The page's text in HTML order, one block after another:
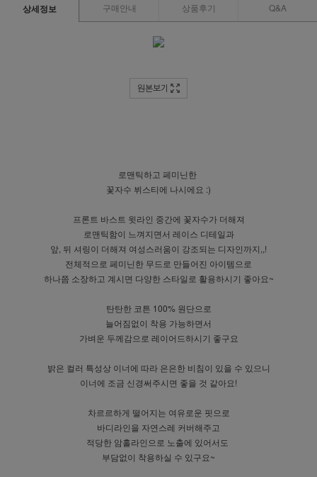
상세정보 구매안내 상품후기 Q&A
원본보기
로맨틱하고 페미닌한
꽃자수 뷔스티에 나시에요 :)
프론트 바스트 윗라인 중간에 꽃자수가 더해져
로맨틱함이 느껴지면서 레이스 디테일과
앞, 뒤 셔링이 더해져 여성스러움이 강조되는 디자인까지,,!
전체적으로 페미닌한 무드로 만들어진 아이템으로
하나쯤 소장하고 계시면 다양한 스타일로 활용하시기 좋아요~
탄탄한 코튼 100% 원단으로
늘어짐없이 착용 가능하면서
가벼운 두께감으로 레이어드하시기 좋구요
밝은 컬러 특성상 이너에 따라 은은한 비침이 있을 수 있으니
이너에 조금 신경써주시면 좋을 것 같아요!
차르르하게 떨어지는 여유로운 핏으로
바디라인을 자연스레 커버해주고
적당한 암홀라인으로 노출에 있어서도
부담없이 착용하실 수 있구요~